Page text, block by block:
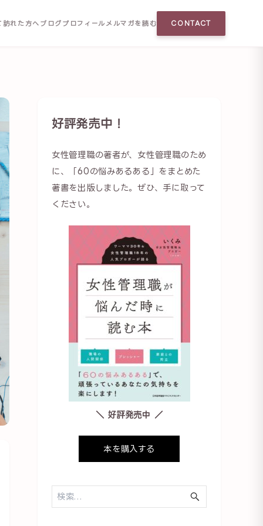
訪れた方へ ブログ プロフィール メルマガを読む CONTACT
好評発売中！
女性管理職の著者が、女性管理職のため
に、「60の悩みあるある」をまとめた
著書を出版しました。ぜひ、手に取って
ください。
＼ 好評発売中 ／
本を購入する